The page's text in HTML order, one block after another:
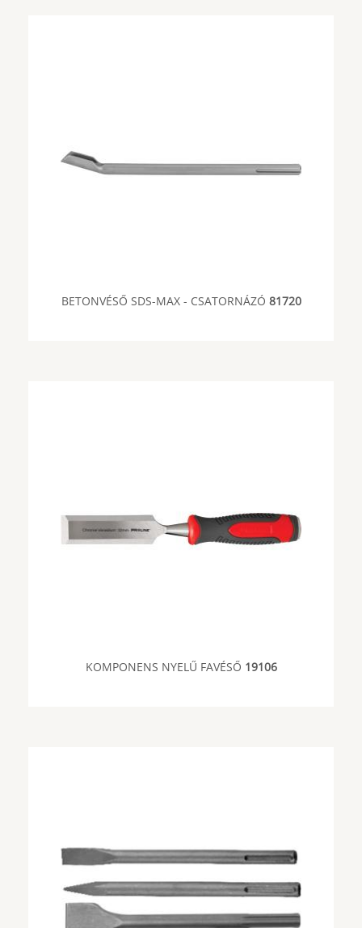
BETONVÉSŐ SDS-MAX - CSATORNÁZÓ 81720
KOMPONENS NYELŰ FAVÉSŐ 19106